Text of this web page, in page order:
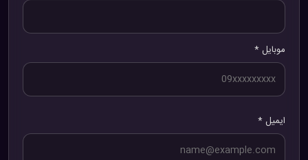
موبایل *
ایمیل *